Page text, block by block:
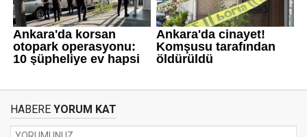
HABERE YORUM KAT